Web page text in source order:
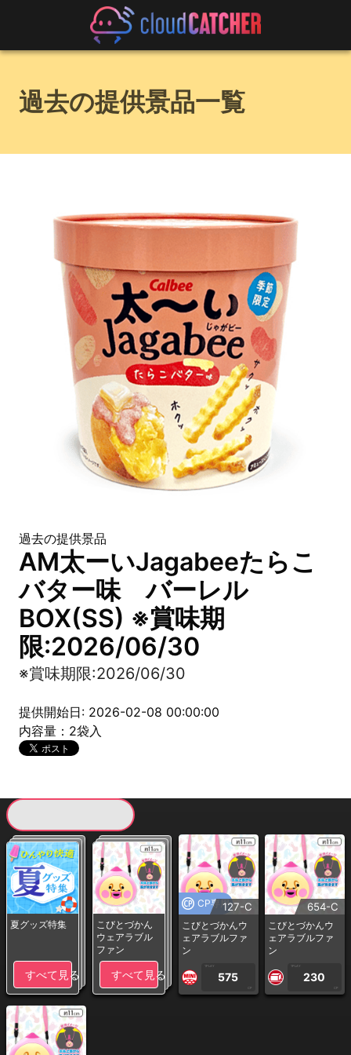
過去の提供景品一覧
過去の提供景品
AM太ーいJagabeeたらこ
バター味 バーレル
BOX(SS) ※賞味期
限:2026/06/30
※賞味期限:2026/06/30
提供開始日: 2026-02-08 00:00:00
内容量：2袋入
夏グッズ特集
すべて見る
こびとづかん
ウェアラブル
ファン
すべて見る
CP専用127-C
こびとづかんウ
ェアラブルファ
ン
1PLAY
575
CP
654-C
こびとづかんウ
ェアラブルファ
ン
1PLAY
230
CP